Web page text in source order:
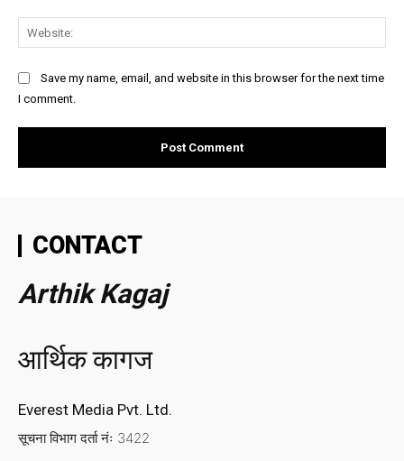
Save my name, email, and website in this browser for the next time
I comment.
CONTACT
Arthik Kagaj
आर्थिक कागज
Everest Media Pvt. Ltd.
सूचना विभाग दर्ता नंः 3422